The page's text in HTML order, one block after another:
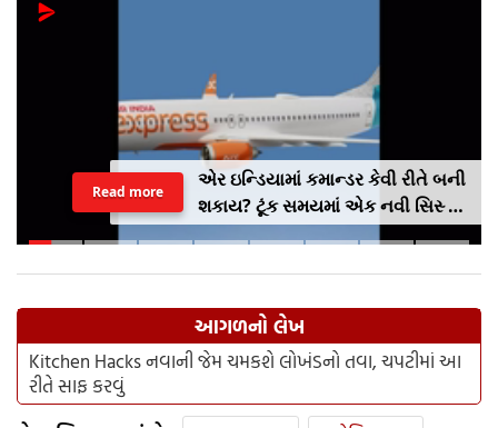
એર ઇન્ડિયામાં કમાન્ડર કેવી રીતે બની
શકાય? ટૂંક સમયમાં એક નવી સિસ્ટમ
લાગુ કરવામાં આવશે, જેમાં AI
Read more
આગળનો લેખ
Kitchen Hacks નવાની જેમ ચમકશે લોખંડનો તવા, ચપટીમાં આ
રીતે સાફ કરવું